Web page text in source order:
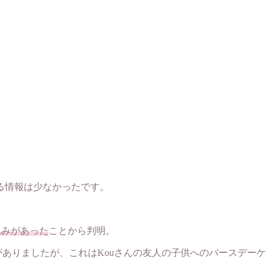
報は少なかったです。
があったことから判明。
りましたが、これはKouさんの友人の子供へのバースデー